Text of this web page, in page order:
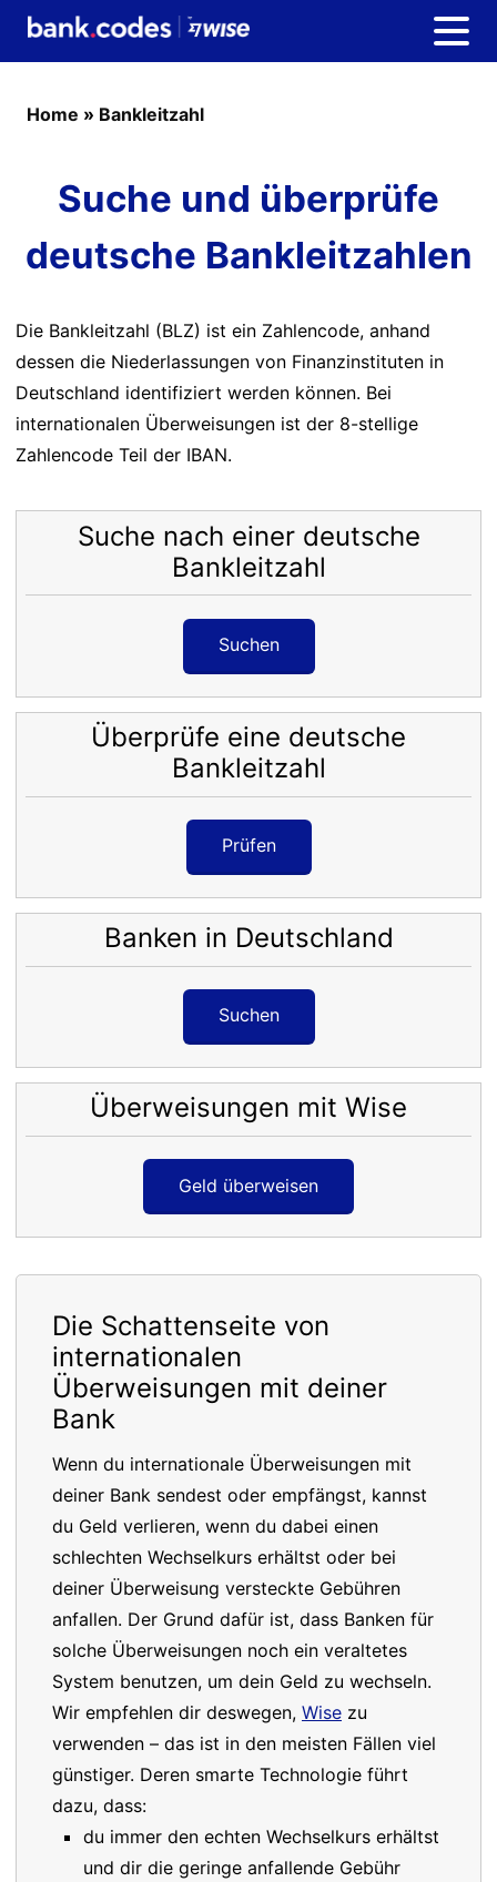
Home » Bankleitzahl
Suche und überprüfe
deutsche Bankleitzahlen
Die Bankleitzahl (BLZ) ist ein Zahlencode, anhand
dessen die Niederlassungen von Finanzinstituten in
Deutschland identifiziert werden können. Bei
internationalen Überweisungen ist der 8-stellige
Zahlencode Teil der IBAN.
Suche nach einer deutsche
Bankleitzahl
Suchen
Überprüfe eine deutsche
Bankleitzahl
Prüfen
Banken in Deutschland
Suchen
Überweisungen mit Wise
Geld überweisen
Die Schattenseite von
internationalen
Überweisungen mit deiner
Bank
Wenn du internationale Überweisungen mit
deiner Bank sendest oder empfängst, kannst
du Geld verlieren, wenn du dabei einen
schlechten Wechselkurs erhältst oder bei
deiner Überweisung versteckte Gebühren
anfallen. Der Grund dafür ist, dass Banken für
solche Überweisungen noch ein veraltetes
System benutzen, um dein Geld zu wechseln.
Wir empfehlen dir deswegen, Wise zu
verwenden – das ist in den meisten Fällen viel
günstiger. Deren smarte Technologie führt
dazu, dass:
du immer den echten Wechselkurs erhältst
und dir die geringe anfallende Gebühr